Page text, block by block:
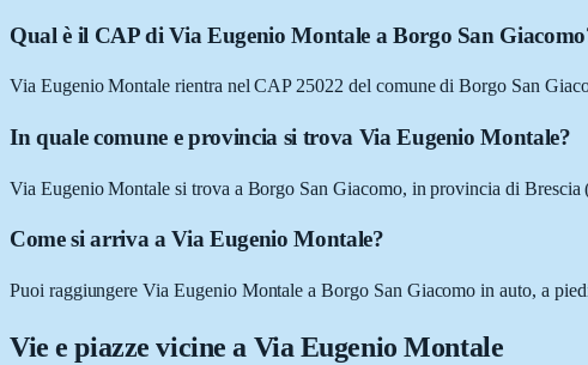
Qual è il CAP di Via Eugenio Montale a Borgo San
Via Eugenio Montale rientra nel CAP 25022 del comune di Borgo San
In quale comune e provincia si trova Via Eugenio Montale?
Via Eugenio Montale si trova a Borgo San Giacomo, in provincia di Brescia
Come si arriva a Via Eugenio Montale?
Puoi raggiungere Via Eugenio Montale a Borgo San Giacomo in auto, a
Vie e piazze vicine a Via Eugenio Montale